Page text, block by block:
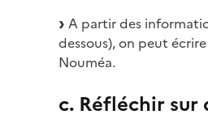
A partir des
dessous), on peut
Nouméa.
c. Réfléchir sur